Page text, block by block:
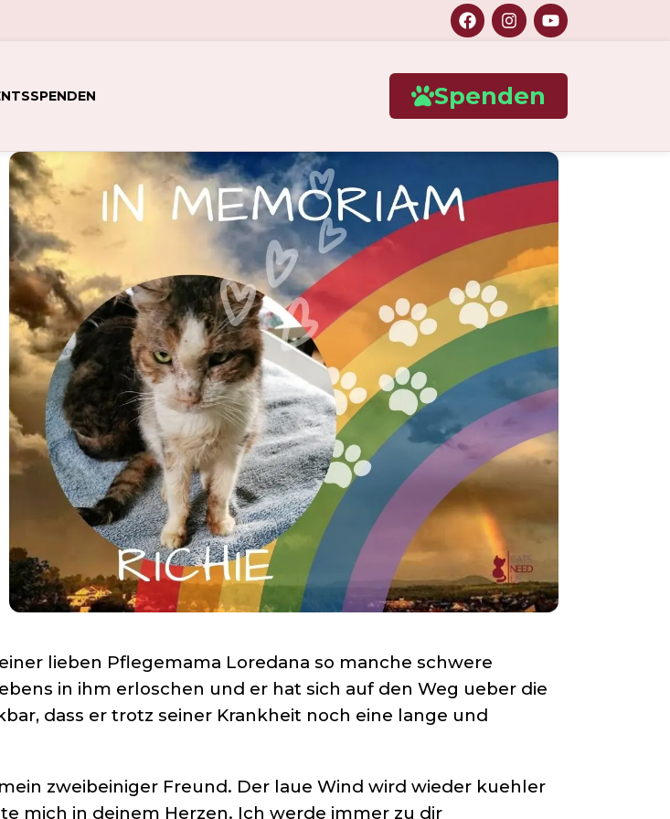
SPENDEN Spenden
lieben Pflegemama Loredana so manche schwere
in ihm erloschen und er hat sich auf den Weg ueber die
dass er trotz seiner Krankheit noch eine lange und
zweibeiniger Freund. Der laue Wind wird wieder kuehler
mich in deinem Herzen. Ich werde immer zu dir